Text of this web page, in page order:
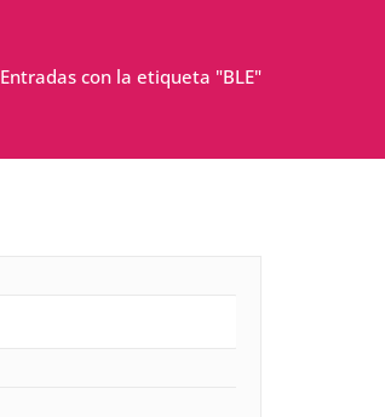
Entradas con la etiqueta "BLE"